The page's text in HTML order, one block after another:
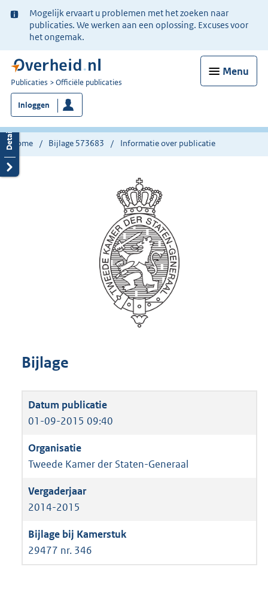
Ter
informatie:
Mogelijk ervaart u problemen met het zoeken naar
publicaties. We werken aan een oplossing. Excuses voor
het ongemak.
Menu
U
bent
nu
hier:
Publicaties Officiële publicaties
Inloggen
Home Bijlage 573683 Informatie over publicatie
Bijlage
01-09-2015 09:40
Tweede Kamer der Staten-Generaal
2014-2015
29477 nr. 346